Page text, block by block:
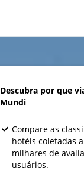
Descubra por que
Mundi
Compare as
hotéis coletadas
milhares de
usuários.